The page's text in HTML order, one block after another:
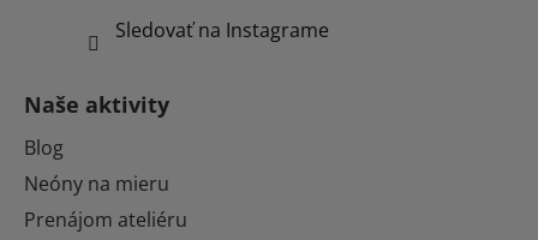
Sledovať na Instagrame
Naše aktivity
Blog
Neóny na mieru
Prenájom ateliéru